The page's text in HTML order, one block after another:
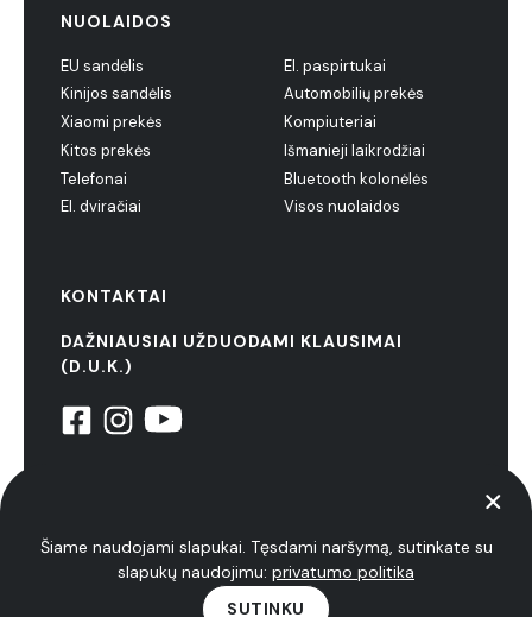
NUOLAIDOS
EU sandėlis
Kinijos sandėlis
Xiaomi prekės
Kitos prekės
Telefonai
El. dviračiai
El. paspirtukai
Automobilių prekės
Kompiuteriai
Išmanieji laikrodžiai
Bluetooth kolonėlės
Visos nuolaidos
KONTAKTAI
DAŽNIAUSIAI UŽDUODAMI KLAUSIMAI
(D.U.K.)
Šiame naudojami slapukai. Tęsdami naršymą, sutinkate su
slapukų naudojimu: privatumo politika
SUTINKU